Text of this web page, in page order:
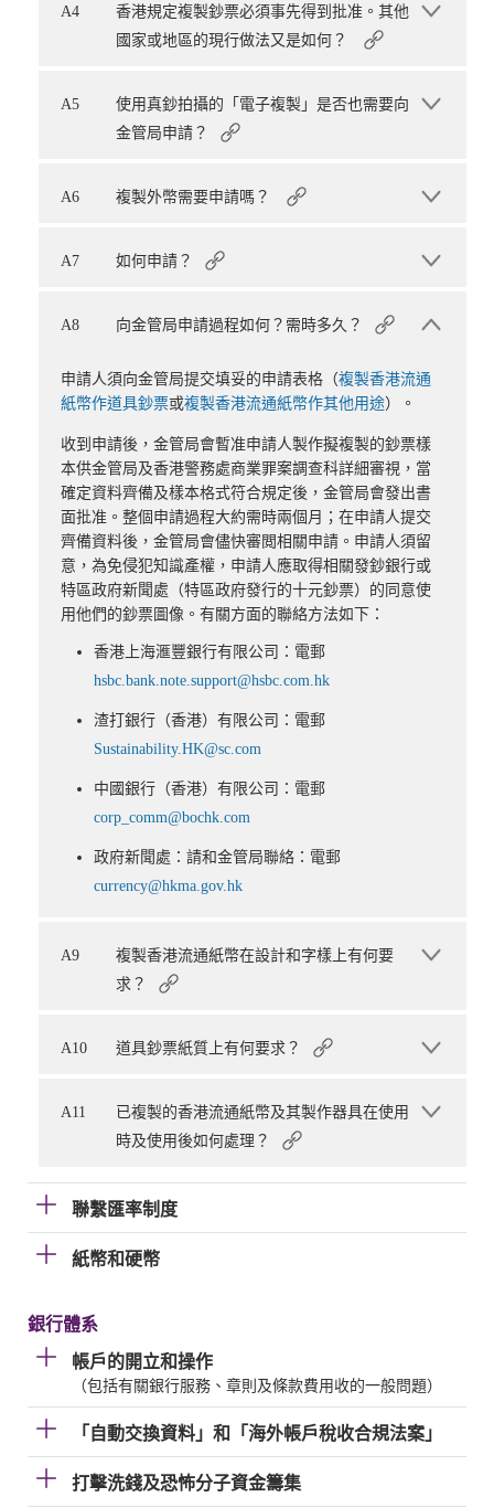
A4
香港規定複製鈔票必須事先得到批准。其他
國家或地區的現行做法又是如何？
A5
使用真鈔拍攝的「電子複製」是否也需要向
金管局申請？
A6 複製外幣需要申請嗎？
A7 如何申請？
A8 向金管局申請過程如何？需時多久？
申請人須向金管局提交填妥的申請表格（複製香港流通
紙幣作道具鈔票或複製香港流通紙幣作其他用途）。
收到申請後，金管局會暫准申請人製作擬複製的鈔票樣
本供金管局及香港警務處商業罪案調查科詳細審視，當
確定資料齊備及樣本格式符合規定後，金管局會發出書
面批准。整個申請過程大約需時兩個月；在申請人提交
齊備資料後，金管局會儘快審閲相關申請。申請人須留
意，為免侵犯知識產權，申請人應取得相關發鈔銀行或
特區政府新聞處（特區政府發行的十元鈔票）的同意使
用他們的鈔票圖像。有關方面的聯絡方法如下：
香港上海滙豐銀行有限公司：電郵
hsbc.bank.note.support@hsbc.com.hk
渣打銀行（香港）有限公司：電郵
Sustainability.HK@sc.com
中國銀行（香港）有限公司：電郵
corp_comm@bochk.com
政府新聞處：請和金管局聯絡：電郵
currency@hkma.gov.hk
A9
複製香港流通紙幣在設計和字樣上有何要
求？
A10 道具鈔票紙質上有何要求？
A11
已複製的香港流通紙幣及其製作器具在使用
時及使用後如何處理？
聯繫匯率制度
紙幣和硬幣
銀行體系
帳戶的開立和操作
（包括有關銀行服務、章則及條款費用收的一般問題）
「自動交換資料」和「海外帳戶稅收合規法案」
打擊洗錢及恐怖分子資金籌集